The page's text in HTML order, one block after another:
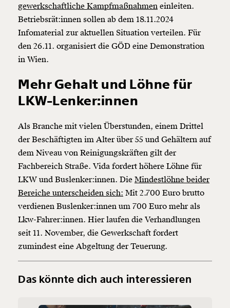
gewerkschaftliche Kampfmaßnahmen einleiten.
Betriebsrät:innen sollen ab dem 18.11.2024
Infomaterial zur aktuellen Situation verteilen. Für
den 26.11. organisiert die GÖD eine Demonstration
in Wien.
Mehr Gehalt und Löhne für
LKW-Lenker:innen
Als Branche mit vielen Überstunden, einem Drittel
der Beschäftigten im Alter über 55 und Gehältern auf
dem Niveau von Reinigungskräften gilt der
Fachbereich Straße. Vida fordert höhere Löhne für
LKW und Buslenker:innen. Die Mindestlöhne beider
Bereiche unterscheiden sich: Mit 2.700 Euro brutto
verdienen Buslenker:innen um 700 Euro mehr als
Lkw-Fahrer:innen. Hier laufen die Verhandlungen
seit 11. November, die Gewerkschaft fordert
zumindest eine Abgeltung der Teuerung.
Das könnte dich auch interessieren